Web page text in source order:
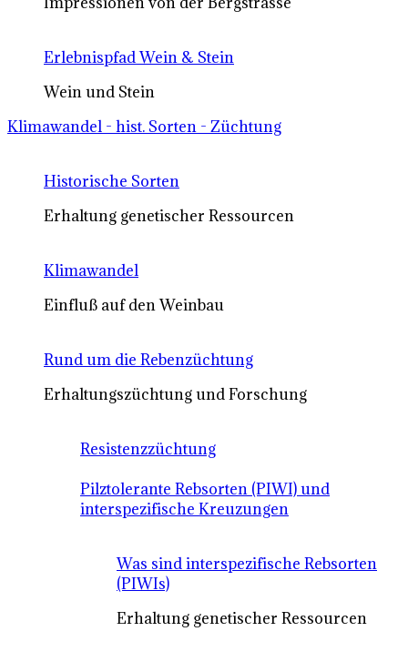
Erlebnispfad Wein & Stein
Wein und Stein
Klimawandel - hist. Sorten - Züchtung
Historische Sorten
Erhaltung genetischer Ressourcen
Klimawandel
Einfluß auf den Weinbau
Rund um die Rebenzüchtung
Erhaltungszüchtung und Forschung
Resistenzzüchtung
Pilztolerante Rebsorten (PIWI) und
interspezifische Kreuzungen
Was sind interspezifische Rebsorten
(PIWIs)
Erhaltung genetischer Ressourcen